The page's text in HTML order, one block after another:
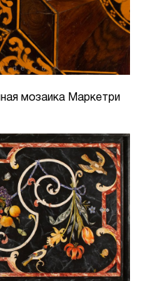
мозаика Маркетри